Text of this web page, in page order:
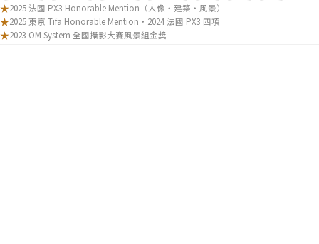
★2025 法國 PX3 Honorable Mention（人像・建築・風景）
★2025 東京 Tifa Honorable Mention・2024 法國 PX3 四項
★2023 OM System 全國攝影大賽風景組金獎